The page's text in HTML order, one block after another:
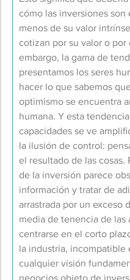
cómo las inversiones
menos de su valor
cotizan por su valor o por
embargo, la gama de
presentamos los seres
hacer lo que sabemos
optimismo se encuentra
humana. Y esta
capacidades se ve
la ilusión de control:
el resultado de las
de la inversión parece
información y tratar de
arrastrada por un exceso
media de tenencia de las
centrarse en el corto
la industria,
cualquier visión